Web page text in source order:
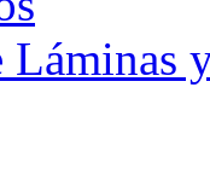
Láminas